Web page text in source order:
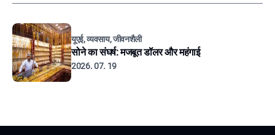
यूएई, व्यवसाय, जीवनशैली
सोने का संघर्ष: मजबूत डॉलर और महंगाई
2026. 07. 19